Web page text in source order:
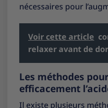
nécessaires pour
Voir cette article
relaxer avant de
Les méthodes
efficacement
Il existe plusieurs